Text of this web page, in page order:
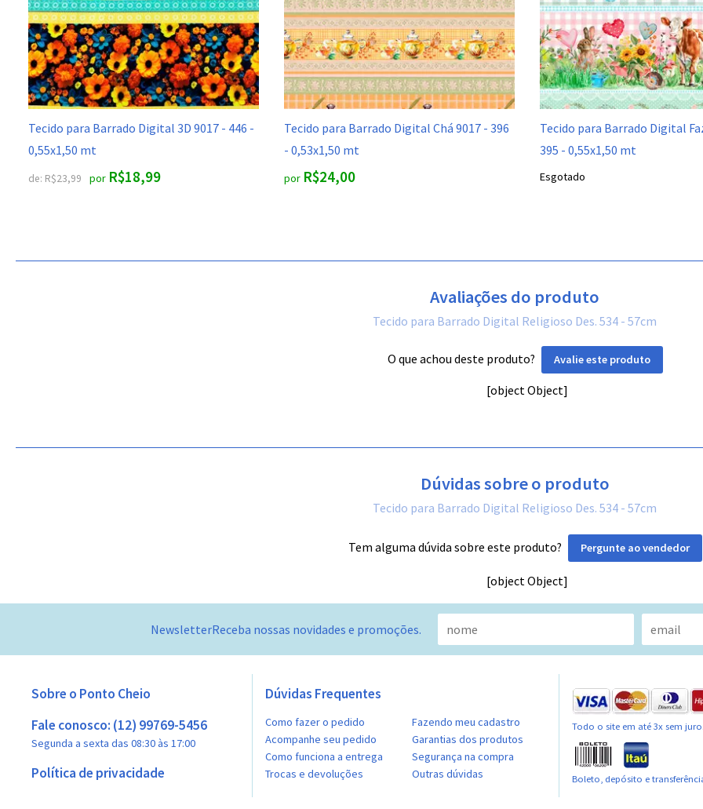
Tecido para Barrado Digital 3D 9017 - 446 -
0,55x1,50 mt
de: R$23,99 por R$18,99
Tecido para Barrado Digital Chá 9017 - 396
- 0,53x1,50 mt
por R$24,00
Tecido para Barrado Digital
395 - 0,55x1,50 mt
Esgotado
Avaliações do produto
Tecido para Barrado Digital Religioso Des. 534 - 57cm
O que achou deste produto? Avalie este produto
[object Object]
Dúvidas sobre o produto
Tecido para Barrado Digital Religioso Des. 534 - 57cm
Tem alguma dúvida sobre este produto? Pergunte ao vendedor
[object Object]
NewsletterReceba nossas novidades e promoções.
Sobre o Ponto Cheio
Fale conosco: (12) 99769-5456
Segunda a sexta das 08:30 às 17:00
Política de privacidade
Dúvidas Frequentes
Como fazer o pedido
Acompanhe seu pedido
Como funciona a entrega
Trocas e devoluções
Fazendo meu cadastro
Garantias dos produtos
Segurança na compra
Outras dúvidas
Todo o site em até 3x sem
Boleto, depósito e